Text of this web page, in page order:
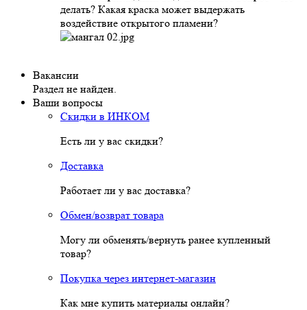
делать? Какая краска может выдержать
воздействие открытого пламени?
Вакансии
Раздел не найден.
Ваши вопросы
Скидки в ИНКОМ
Есть ли у вас скидки?
Доставка
Работает ли у вас доставка?
Обмен/возврат товара
Могу ли обменять/вернуть ранее купленный
товар?
Покупка через интернет-магазин
Как мне купить материалы онлайн?